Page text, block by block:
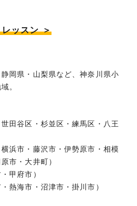
ッスン ＞
岡県・山梨県など、神奈川県小
。
田谷区・杉並区・練馬区・八王
浜市・藤沢市・伊勢原市・相模
市・大井町）
甲府市）
熱海市・沼津市・掛川市）